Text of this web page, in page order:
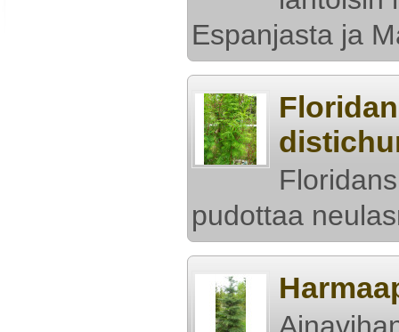
Espanjasta ja
pudottaa